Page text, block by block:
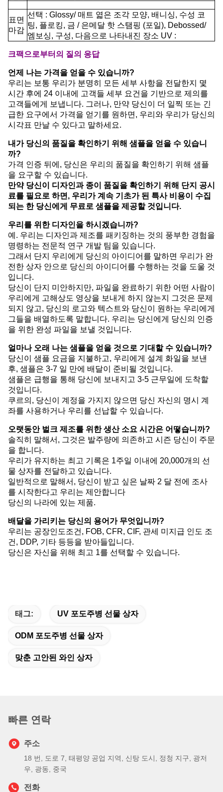
표면
마감
선택 : Glossy/ 매트 엷은 조각 모양, 배니싱, 수성 코
팅, 플로킹, 금 / 은메달 핫 스탬핑 (포일), Debossed/
엠보싱, 구성, 다음으로 나타내진 장소 UV :
크팩으로부터의 질의 응답
언제 나는 가격을 얻을 수 있습니까?
우리는 보통 우리가 분명히 모든 세부 사항을 전달한지 몇
시간 후에 24 이내에 고객들 세부 요건을 기반으로 제의를
고객들에게 보냅니다. 그러나, 만약 당신이 더 일찍 또는 긴
급한 요구에서 가격을 얻기를 원하면, 우리와 우리가 당신의
시각표 만날 수 있다고 말하세요.
내가 당신의 품질을 확인하기 위해 샘플을 얻을 수 있습니
까?
가격 인증 뒤에, 당신은 우리의 품질을 확인하기 위해 샘플
을 요구할 수 있습니다.
만약 당신이 디자인과 종이 품질을 확인하기 위해 단지 공시
료를 필요로 하면, 우리가 계속 기초가 된 특사 비용이 수집
되는 한 당신에게 무료로 샘플을 제공할 것입니다.
우리를 위한 디자인을 하시겠습니까?
예. 우리는 디자인과 제조를 패키징하는 것의 풍부한 경험을
명령하는 전문적 연구 개발 팀을 있습니다.
그래서 단지 우리에게 당신의 아이디어를 말하면 우리가 완
전한 상자 안으로 당신의 아이디어를 수행하는 것을 도울 것
입니다.
당신이 단지 미안하지만, 파일을 완료하기 위한 어떤 사람이
우리에게 고해상도 영상을 보내게 하지 않는지 그것은 문제
되지 않고, 당신의 로고와 텍스트와 당신이 원하는 우리에게
그들을 배열하도록 말합니다. 우리는 당신에게 당신의 인증
을 위한 완성 파일을 보낼 것입니다.
얼마나 오래 나는 샘플을 얻을 것으로 기대할 수 있습니까?
당신이 샘플 요금을 지불하고, 우리에게 설계 화일을 보낸
후, 샘플은 3-7 일 만에 배달이 준비될 것입니다.
샘플은 급행을 통해 당신에 보내지고 3-5 근무일에 도착할
것입니다.
쿠르의, 당신이 계정을 가지지 않으면 당신 자신의 명시 계
좌를 사용하거나 우리를 선납할 수 있습니다.
오랫동안 벌크 제조를 위한 생산 소요 시간은 어떻습니까?
솔직히 말해서, 그것은 발주량에 의존하고 시즌 당신이 주문
을 합니다.
우리가 유지하는 최고 기록은 1주일 이내에 20,000개의 선
물 상자를 전달하고 있습니다.
일반적으로 말해서, 당신이 받고 싶은 날짜 2 달 전에 조사
를 시작한다고 우리는 제안합니다
당신의 나라에 있는 제품.
배달을 가리키는 당신의 용어가 무엇입니까?
우리는 공장인도조건, FOB, CFR, CIF, 관세 미지급 인도 조
건, DDP, 기타 등등을 받아들입니다.
당신은 자신을 위해 최고 1를 선택할 수 있습니다.
태그: UV 포도주병 선물 상자
ODM 포도주병 선물 상자
맞춘 고안된 와인 상자
빠른 연락
주소
18 번, 도로 7, 태평양 공업 지역, 신탕 도시, 정청 지구, 광저
우, 광동, 중국
전화